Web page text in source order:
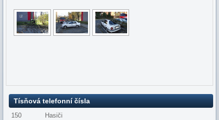
Tísňová telefonní čísla
150
Hasiči